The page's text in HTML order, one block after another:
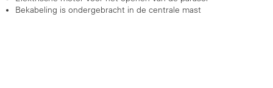
Bekabeling is ondergebracht in de centrale mast